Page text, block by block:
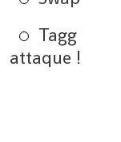
Tagg
attaque !